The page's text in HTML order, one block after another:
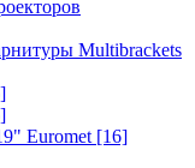
Multibrackets
Euromet [16]